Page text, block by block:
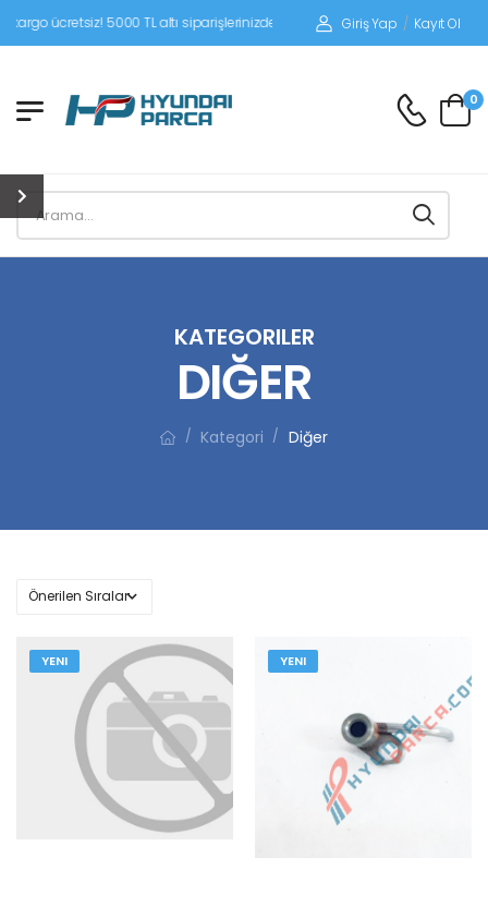
5000 TL altı siparişlerinizde siparişleriniz alıcı ödemeli gönderilir.
Giriş Yap / Kayıt Ol
0
KATEGORILER
DIĞER
/ Kategori / Diğer
YENI YENI